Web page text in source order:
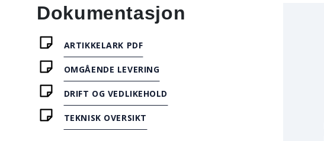
Dokumentasjon
ARTIKKELARK PDF
OMGÅENDE LEVERING
DRIFT OG VEDLIKEHOLD
TEKNISK OVERSIKT